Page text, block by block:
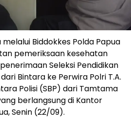
Biddokkes Polda Papua
pemeriksaan kesehatan
Seleksi Pendidikan
Bintara ke Perwira Polri T.A.
Polisi (SBP) dari Tamtama
berlangsung di Kantor
Senin (22/09).